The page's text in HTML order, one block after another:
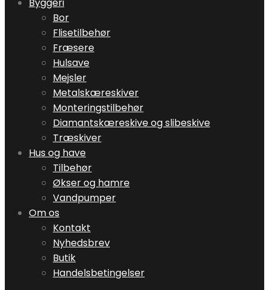
Byggeri
Bor
Flisetilbehør
Fræsere
Hulsave
Mejsler
Metalskæreskiver
Monteringstilbehør
Diamantskæreskive og slibeskive
Træskiver
Hus og have
Tilbehør
Økser og hamre
Vandpumper
Om os
Kontakt
Nyhedsbrev
Butik
Handelsbetingelser